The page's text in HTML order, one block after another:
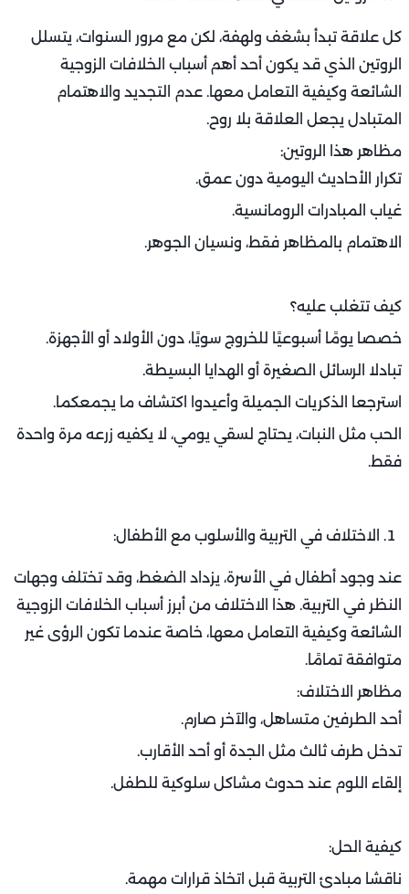
أنواع التدخلات السلبية:
نقد مباشر لشريك الحياة.
فرض آراء على طريقة التربية أو إدارة البيت.
إشعال الفتنة بإيصال الكلام أو نقل المواقف.
ماذا تفعل؟
اتفقا كزوجين على حدود واضحة للعلاقة بالأهل.
تصديا لأي تدخل خارجي بشكل موحد ومحترم.
اجعل علاقتكما ناضجة لدرجة تكفي لحمايتها من أي تأثيرات
خارجية، مهما كانت نية أصحابها.
الروتين العاطفي: عندما تخفت الشعلة
كل علاقة تبدأ بشغف ولهفة، لكن مع مرور السنوات، يتسلل
المتبادل يجعل العلاقة بلا روح.
مظاهر هذا الروتين:
تكرار الأحاديث اليومية دون عمق.
غياب المبادرات الرومانسية.
الاهتمام بالمظاهر فقط، ونسيان الجوهر.
كيف تتغلب عليه؟
خصصا يومًا أسبوعيًا للخروج سويًا، دون الأولاد أو الأجهزة.
تبادلا الرسائل الصغيرة أو الهدايا البسيطة.
الحب مثل النبات، يحتاج لسقي يومي، لا يكفيه زرعه مرة واحدة
فقط.